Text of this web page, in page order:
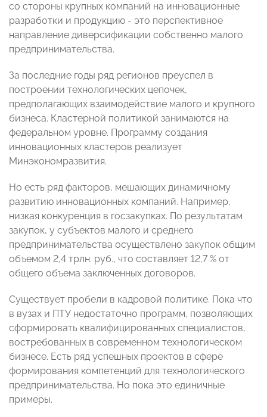
со стороны крупных компаний на инновационные
разработки и продукцию - это перспективное
направление диверсификации собственно малого
предпринимательства.
За последние годы ряд регионов преуспел в
построении технологических цепочек,
предполагающих взаимодействие малого и крупного
бизнеса. Кластерной политикой занимаются на
федеральном уровне. Программу создания
инновационных кластеров реализует
Минэкономразвития.
Но есть ряд факторов, мешающих динамичному
развитию инновационных компаний. Например,
низкая конкуренция в госзакупках. По результатам
закупок, у субъектов малого и среднего
предпринимательства осуществлено закупок общим
объемом 2,4 трлн. руб., что составляет 12,7 % от
общего объема заключенных договоров.
Существует пробели в кадровой политике. Пока что
в вузах и ПТУ недостаточно программ, позволяющих
сформировать квалифицированных специалистов,
востребованных в современном технологическом
бизнесе. Есть ряд успешных проектов в сфере
формирования компетенций для технологического
предпринимательства. Но пока это единичные
примеры.